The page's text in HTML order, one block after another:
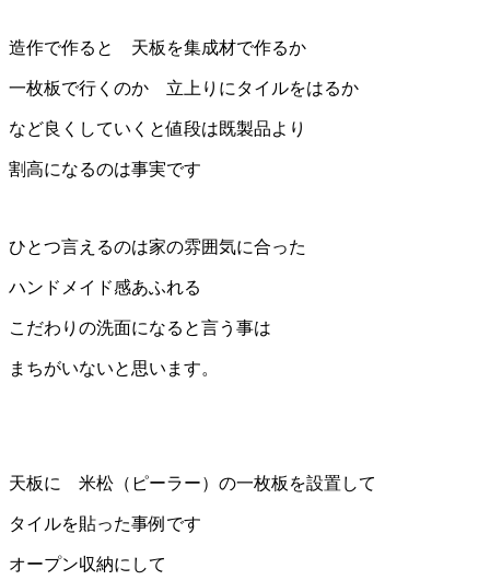
造作で作ると 天板を集成材で作るか
一枚板で行くのか 立上りにタイルをはるか
など良くしていくと値段は既製品より
割高になるのは事実です
ひとつ言えるのは家の雰囲気に合った
ハンドメイド感あふれる
こだわりの洗面になると言う事は
まちがいないと思います。
天板に 米松（ピーラー）の一枚板を設置して
タイルを貼った事例です
オープン収納にして